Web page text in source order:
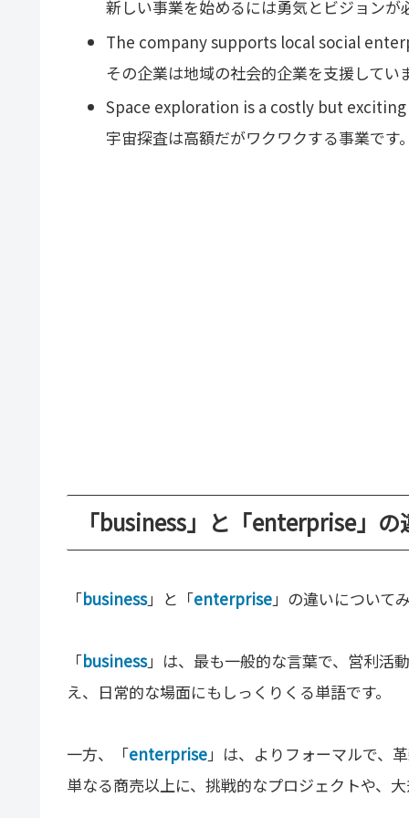
新しい事業を始めるには勇気とビジョンが
The company supports local social
その企業は地域の社会的企業を支援してい
Space exploration is a costly but
宇宙探査は高額だがワクワクする事業です
「business」と「enterprise」の
「business」と「enterprise」の違いについて
「business」は、最も一般的な言葉で、営利活
え、日常的な場面にもしっくりくる単語です。
一方、「enterprise」は、よりフォーマルで、
単なる商売以上に、挑戦的なプロジェクトや、